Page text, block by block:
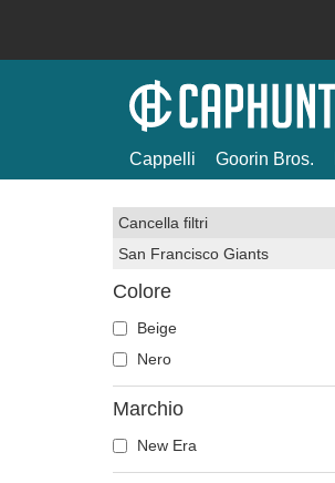
Cappelli Goorin Bros.
Cancella filtri
San Francisco Giants
Colore
Beige
Nero
Marchio
New Era